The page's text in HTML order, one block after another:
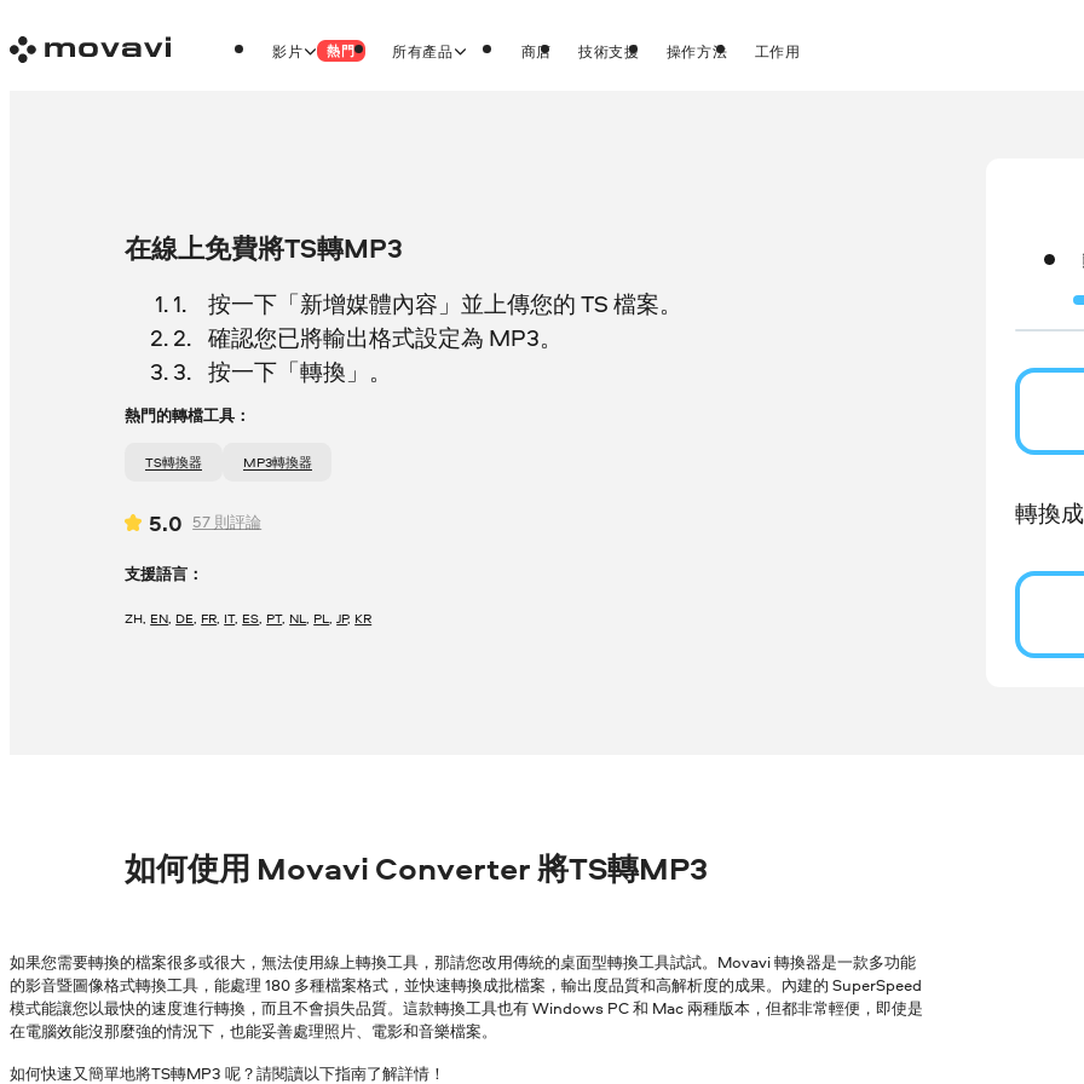
影片 熱門 所有產品 商店 技術支援 操作方法 工作用
在線上免費將TS轉MP3
按一下「新增媒體內容」並上傳您的 TS 檔案。
確認您已將輸出格式設定為 MP3。
按一下「轉換」。
熱門的轉檔工具：
TS轉換器 MP3轉換器
5.0 57 則評論
支援語言：
ZH, EN, DE, FR, IT, ES, PT, NL, PL,JP, KR
轉換成
如何使用 Movavi Converter 將TS轉MP3
如果您需要轉換的檔案很多或很大，無法使用線上轉換工具，那請您改用傳統的桌面型轉換工具試試。Movavi 轉換器是一款多功能
的影音暨圖像格式轉換工具，能處理 180 多種檔案格式，並快速轉換成批檔案，輸出度品質和高解析度的成果。內建的 SuperSpeed
模式能讓您以最快的速度進行轉換，而且不會損失品質。這款轉換工具也有 Windows PC 和 Mac 兩種版本，但都非常輕便，即使是
在電腦效能沒那麼強的情況下，也能妥善處理照片、電影和音樂檔案。
如何快速又簡單地將TS轉MP3 呢？請閱讀以下指南了解詳情！